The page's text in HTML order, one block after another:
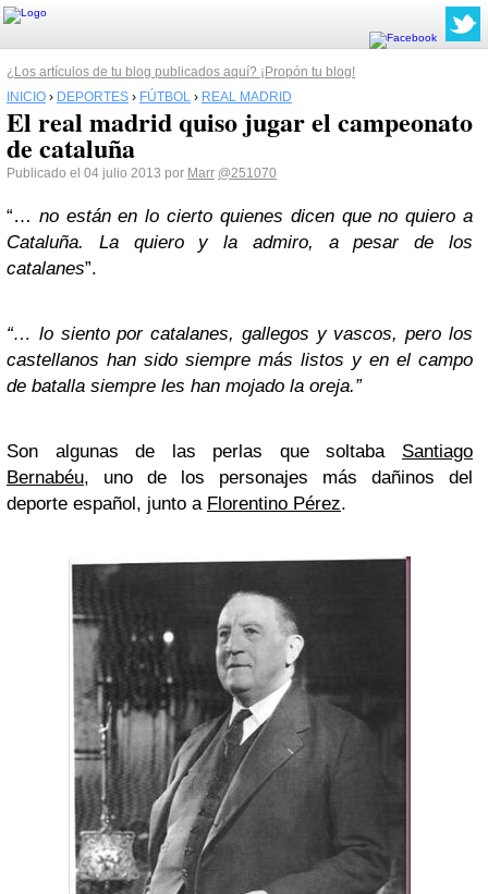
¿Los artículos de tu blog publicados aquí? ¡Propón tu blog!
INICIO › DEPORTES › FÚTBOL › REAL MADRID
El real madrid quiso jugar el campeonato
de cataluña
Publicado el 04 julio 2013 por Marr @251070
“… no están en lo cierto quienes dicen que no quiero a
Cataluña. La quiero y la admiro, a pesar de los
catalanes”.
“… lo siento por catalanes, gallegos y vascos, pero los
castellanos han sido siempre más listos y en el campo
de batalla siempre les han mojado la oreja.”
Son algunas de las perlas que soltaba Santiago
Bernabéu, uno de los personajes más dañinos del
deporte español, junto a Florentino Pérez.